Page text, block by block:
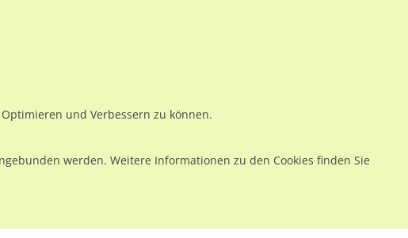
und Verbessern zu können.
werden. Weitere Informationen zu den Cookies finden Sie